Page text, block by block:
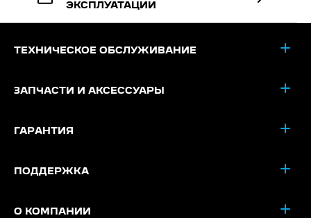
ЭКСПЛУАТАЦИИ
ТЕХНИЧЕСКОЕ ОБСЛУЖИВАНИЕ
ЗАПЧАСТИ И АКСЕССУАРЫ
ГАРАНТИЯ
ПОДДЕРЖКА
О КОМПАНИИ